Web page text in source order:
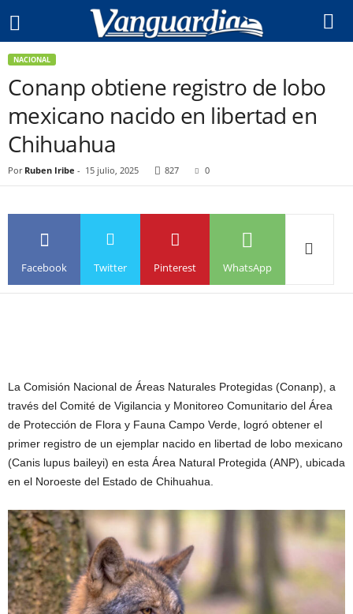
NACIONAL
Conanp obtiene registro de lobo
mexicano nacido en libertad en
Chihuahua
Por Ruben Iribe - 15 julio, 2025 827 0
Facebook Twitter Pinterest WhatsApp
La Comisión Nacional de Áreas Naturales Protegidas (Conanp), a
través del Comité de Vigilancia y Monitoreo Comunitario del Área
de Protección de Flora y Fauna Campo Verde, logró obtener el
primer registro de un ejemplar nacido en libertad de lobo mexicano
(Canis lupus baileyi) en esta Área Natural Protegida (ANP), ubicada
en el Noroeste del Estado de Chihuahua.